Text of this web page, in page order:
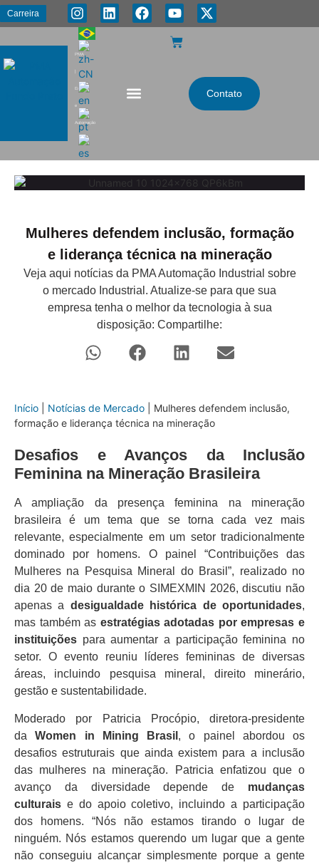
Carreira
PMA
Energia
e
Automação
Contato
Mulheres defendem inclusão, formação
e liderança técnica na mineração
Veja aqui notícias da PMA Automação Industrial sobre
o mercado Industrial. Atualize-se para que sua
empresa tenha o melhor da tecnologia à sua
disposição: Compartilhe:
Início Notícias de Mercado
Mulheres defendem inclusão,
formação e liderança técnica na mineração
Desafios e Avanços da Inclusão
Feminina na Mineração Brasileira
A ampliação da presença feminina na mineração
brasileira é um tema que se torna cada vez mais
relevante, especialmente em um setor tradicionalmente
dominado por homens. O painel “Contribuições das
Mulheres na Pesquisa Mineral do Brasil”, realizado no
dia 20 de maio durante o SIMEXMIN 2026, discutiu não
apenas a desigualdade histórica de oportunidades,
mas também as estratégias adotadas por empresas e
instituições para aumentar a participação feminina no
setor. O evento reuniu líderes femininas de diversas
áreas, incluindo pesquisa mineral, direito minerário,
gestão e sustentabilidade.
Moderado por Patricia Procópio, diretora-presidente
daWomen in Mining Brasil , o painel abordou os
desafios estruturais que ainda existem para a inclusão
das mulheres na mineração. Patricia enfatizou que o
avanço da diversidade depende de mudanças
culturais e do apoio coletivo, incluindo a participação
dos homens. “Nós não estamos tirando o lugar de
ninguém. Nós estamos querendo um lugar que a gente
não conseguiu alcançar simplesmente porque a gente